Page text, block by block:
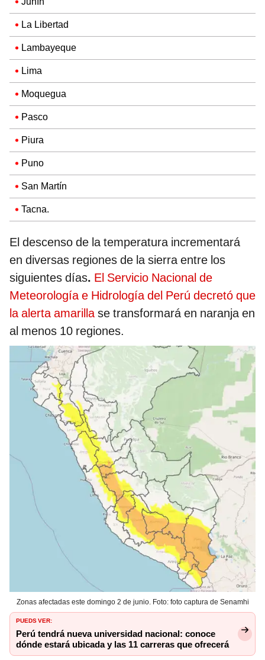
La Libertad
Lambayeque
Lima
Moquegua
Pasco
Piura
Puno
San Martín
Tacna.
El descenso de la temperatura incrementará
en diversas regiones de la sierra entre los
siguientes días. El Servicio Nacional de
Meteorología e Hidrología del Perú decretó que
la alerta amarillase transformará en naranja en
al menos 10 regiones.
Zonas afectadas este domingo 2 de junio. Foto: foto captura de Senamhi
PUEDS VER:
Perú tendrá nueva universidad nacional: conoce
dónde estará ubicada y las 11 carreras que ofrecerá